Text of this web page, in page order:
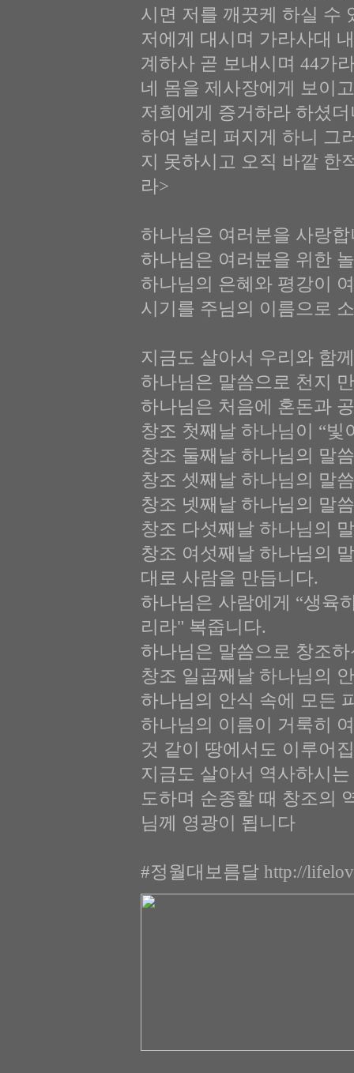
시면 저를 깨끗케 하실 수
저에게 대시며 가라사대
계하사 곧 보내시며 44가
네 몸을 제사장에게 보이
저희에게 증거하라 하셨
하여 널리 퍼지게 하니 그
지 못하시고 오직 바깥 한
라>
하나님은 여러분을 사랑
하나님은 여러분을 위한
하나님의 은혜와 평강이
시기를 주님의 이름으로
지금도 살아서 우리와 함
하나님은 말씀으로 천지
하나님은 처음에 혼돈과
창조 첫째날 하나님이 “
창조 둘째날 하나님의 말
창조 셋째날 하나님의 말
창조 넷째날 하나님의 말
창조 다섯째날 하나님의
창조 여섯째날 하나님의
대로 사람을 만듭니다.
하나님은 사람에게 “생육
리라" 복줍니다.
하나님은 말씀으로 창조
창조 일곱째날 하나님의
하나님의 안식 속에 모든
하나님의 이름이 거룩히
것 같이 땅에서도 이루어
지금도 살아서 역사하시
도하며 순종할 때 창조의
님께 영광이 됩니다
#정월대보름달 http://